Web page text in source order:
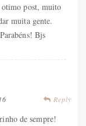
otimo post, muito
muita gente.
Bjs
Reply
de sempre!